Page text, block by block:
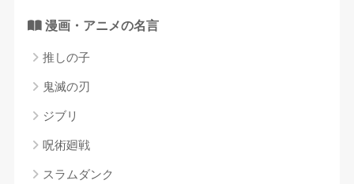
漫画・アニメの名言
推しの子
鬼滅の刃
ジブリ
呪術廻戦
スラムダンク